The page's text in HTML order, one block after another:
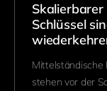
Schlüssel
Mittelständische
stehen vor der